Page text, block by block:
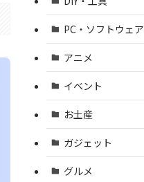
PC・ソフトウェア
アニメ
イベント
お土産
ガジェット
グルメ